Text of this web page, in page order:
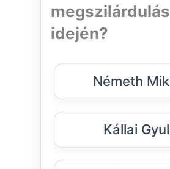
idején?
Németh
Kállai